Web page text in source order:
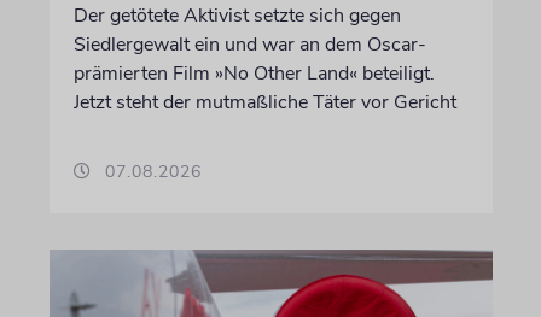
Der getötete Aktivist setzte sich gegen
Siedlergewalt ein und war an dem Oscar-
prämierten Film »No Other Land« beteiligt.
Jetzt steht der mutmaßliche Täter vor Gericht
07.08.2026